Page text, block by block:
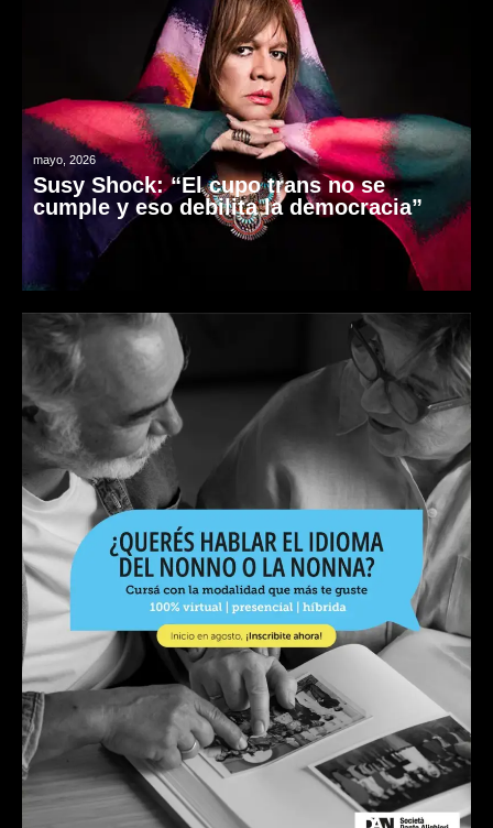
mayo, 2026
Susy Shock: “El cupo trans no se
cumple y eso debilita la democracia”